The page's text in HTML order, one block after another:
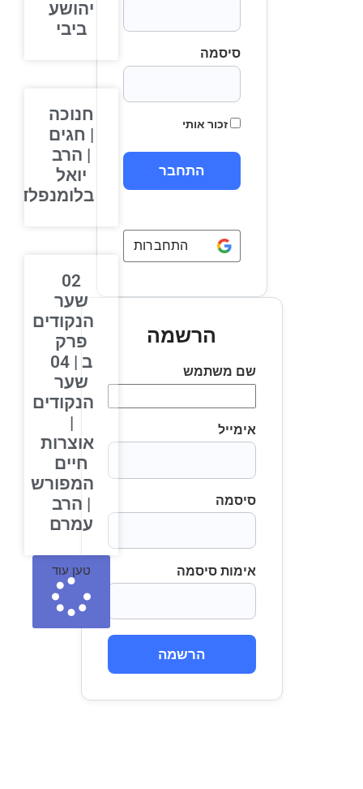
סיסמה
זכור אותי
התחברות באמצעות
הרשמה
שם משתמש
אימייל
סיסמה
אימות סיסמה
הרשמה
יהושע
ביבי
חנוכה
| חגים
| הרב
יואל
בלומנפלד
02
שער
הנקודים
פרק
ב | 04
שער
הנקודים
אוצרות
חיים
המפורש
| הרב
עמרם
טען עוד